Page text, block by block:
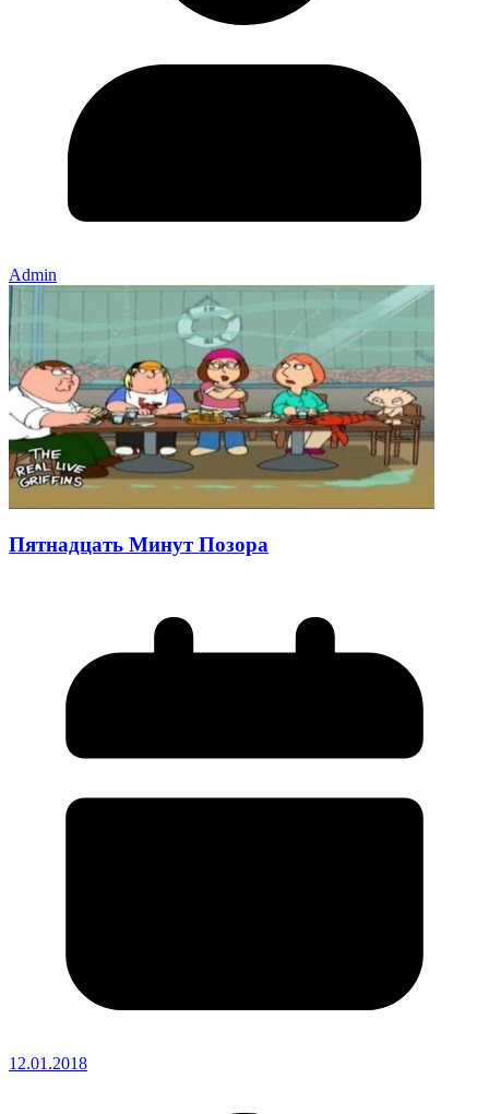
Admin
Пятнадцать Минут Позора
12.01.2018